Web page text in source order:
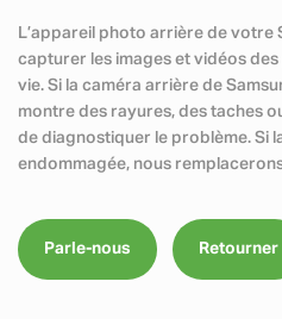
L’appareil photo arrière de votre
capturer les images et vidéos
vie. Si la caméra arrière de
montre des rayures, des taches
de diagnostiquer le problème. Si
endommagée, nous
Parle-nous Retourner